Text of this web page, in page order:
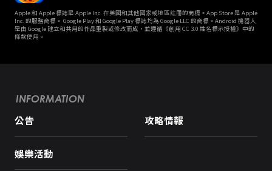
Apple 和 Apple 標誌是 Apple Inc. 在美國和其他國家或地區註冊的商標。App Store 是 Apple
Inc. 的服務商標。 Google Play 和 Google Play 標誌均為 Google LLC 的商標。Android 機器人
是由 Google 建立和共用的作品重製或修改而成，並遵循《創用 CC 3.0 姓名標示授權》中的
條款使用。
INFORMATION
公告 攻略情報
娛樂活動